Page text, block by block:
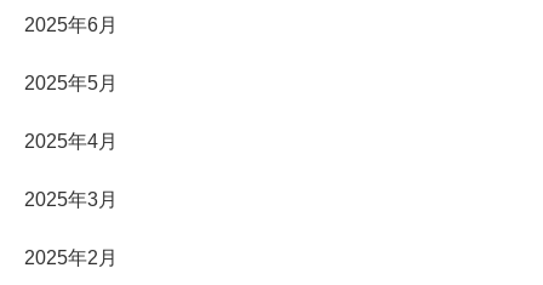
2025年6月
2025年5月
2025年4月
2025年3月
2025年2月